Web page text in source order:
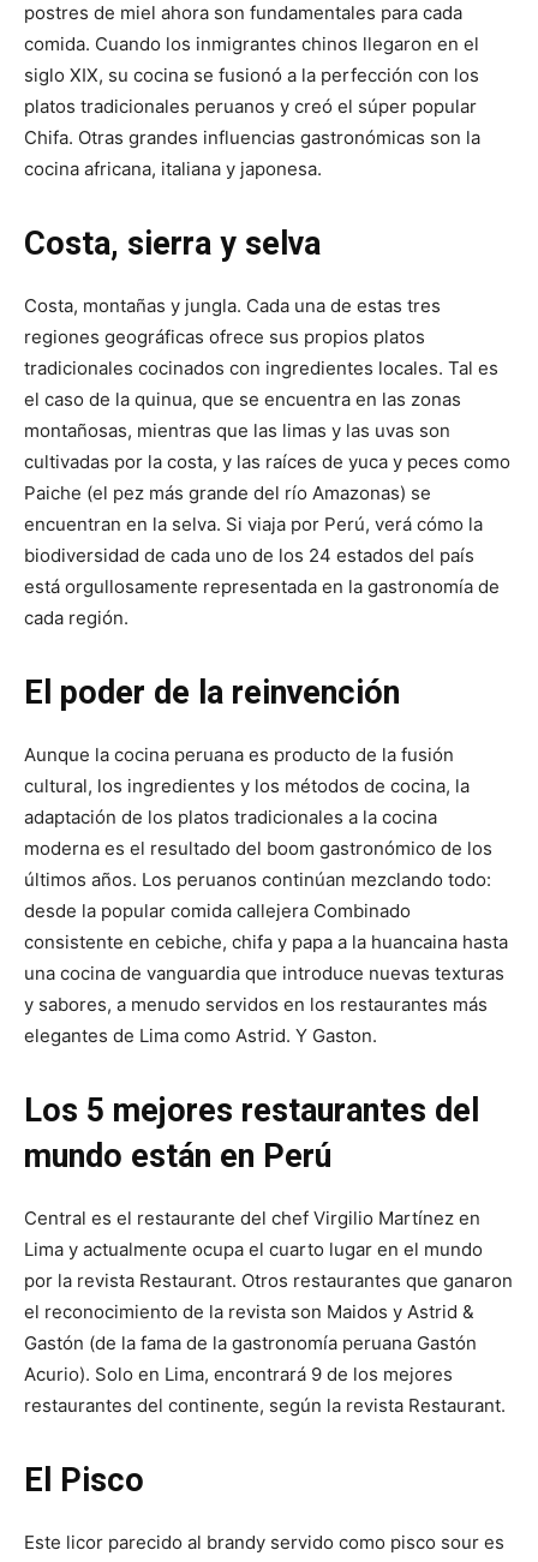
postres de miel ahora son fundamentales para cada
comida. Cuando los inmigrantes chinos llegaron en el
siglo XIX, su cocina se fusionó a la perfección con los
platos tradicionales peruanos y creó el súper popular
Chifa. Otras grandes influencias gastronómicas son la
cocina africana, italiana y japonesa.
Costa, sierra y selva
Costa, montañas y jungla. Cada una de estas tres
regiones geográficas ofrece sus propios platos
tradicionales cocinados con ingredientes locales. Tal es
el caso de la quinua, que se encuentra en las zonas
montañosas, mientras que las limas y las uvas son
cultivadas por la costa, y las raíces de yuca y peces como
Paiche (el pez más grande del río Amazonas) se
encuentran en la selva. Si viaja por Perú, verá cómo la
biodiversidad de cada uno de los 24 estados del país
está orgullosamente representada en la gastronomía de
cada región.
El poder de la reinvención
Aunque la cocina peruana es producto de la fusión
cultural, los ingredientes y los métodos de cocina, la
adaptación de los platos tradicionales a la cocina
moderna es el resultado del boom gastronómico de los
últimos años. Los peruanos continúan mezclando todo:
desde la popular comida callejera Combinado
consistente en cebiche, chifa y papa a la huancaina hasta
una cocina de vanguardia que introduce nuevas texturas
y sabores, a menudo servidos en los restaurantes más
elegantes de Lima como Astrid. Y Gaston.
Los 5 mejores restaurantes del
mundo están en Perú
Central es el restaurante del chef Virgilio Martínez en
Lima y actualmente ocupa el cuarto lugar en el mundo
por la revista Restaurant. Otros restaurantes que ganaron
el reconocimiento de la revista son Maidos y Astrid &
Gastón (de la fama de la gastronomía peruana Gastón
Acurio). Solo en Lima, encontrará 9 de los mejores
restaurantes del continente, según la revista Restaurant.
El Pisco
Este licor parecido al brandy servido como pisco sour es